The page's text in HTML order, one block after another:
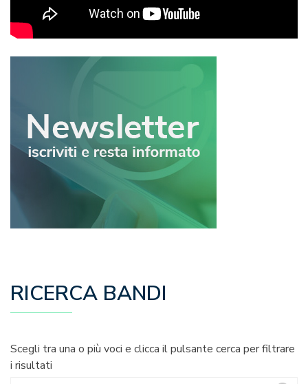
RICERCA BANDI
Scegli tra una o più voci e clicca il pulsante cerca per filtrare
i risultati